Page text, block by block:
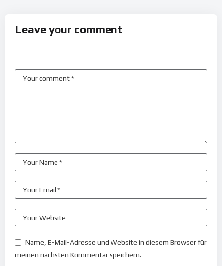
Leave your comment
Name, E-Mail-Adresse und Website in diesem Browser für
meinen nächsten Kommentar speichern.